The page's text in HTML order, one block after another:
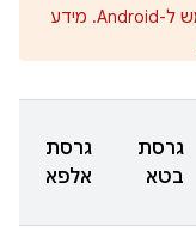
כדי ליצור ממשקי משתמש ל-Android. מידע
גרסת
בטא
גרסת
אלפא